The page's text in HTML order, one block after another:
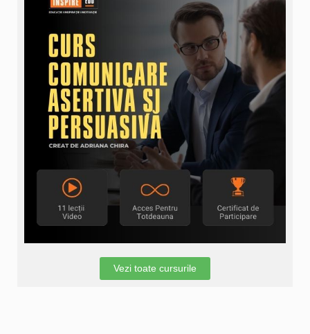
Vezi toate cursurile